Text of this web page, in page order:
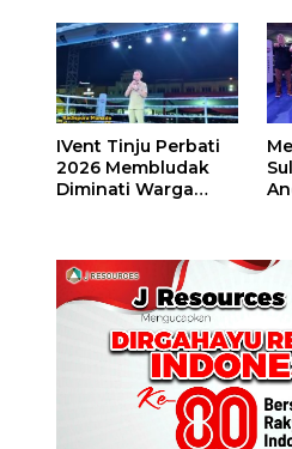
Boxing Camp Juara
Umum Tinju Perbati
2026
IVent Tinju Perbati
2026 Membludak
Diminati Warga